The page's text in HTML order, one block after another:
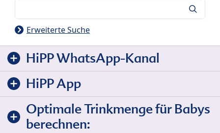
Erweiterte Suche
HiPP WhatsApp-Kanal
HiPP App
Optimale Trinkmenge für Babys
berechnen: